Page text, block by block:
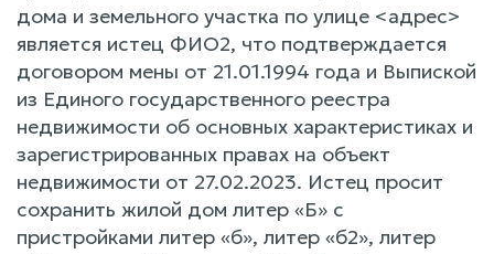
дома и земельного участка по улице <адрес>
является истец ФИО2, что подтверждается
договором мены от 21.01.1994 года и Выпиской
из Единого государственного реестра
недвижимости об основных характеристиках и
зарегистрированных правах на объект
недвижимости от 27.02.2023. Истец просит
сохранить жилой дом литер «Б» с
пристройками литер «б», литер «б2», литер